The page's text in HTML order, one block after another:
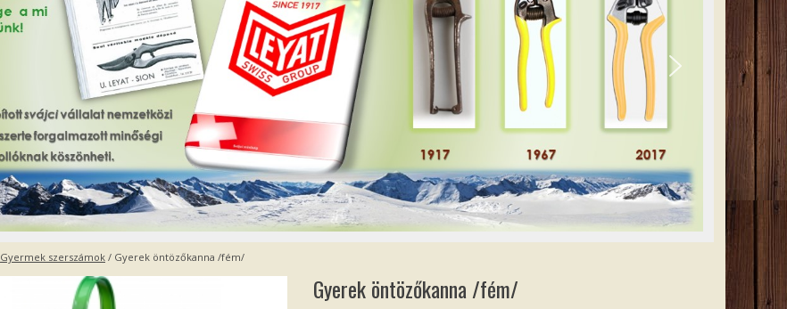
Gyermek szerszámok / Gyerek öntözőkanna /fém/
Gyerek öntözőkanna /fém/